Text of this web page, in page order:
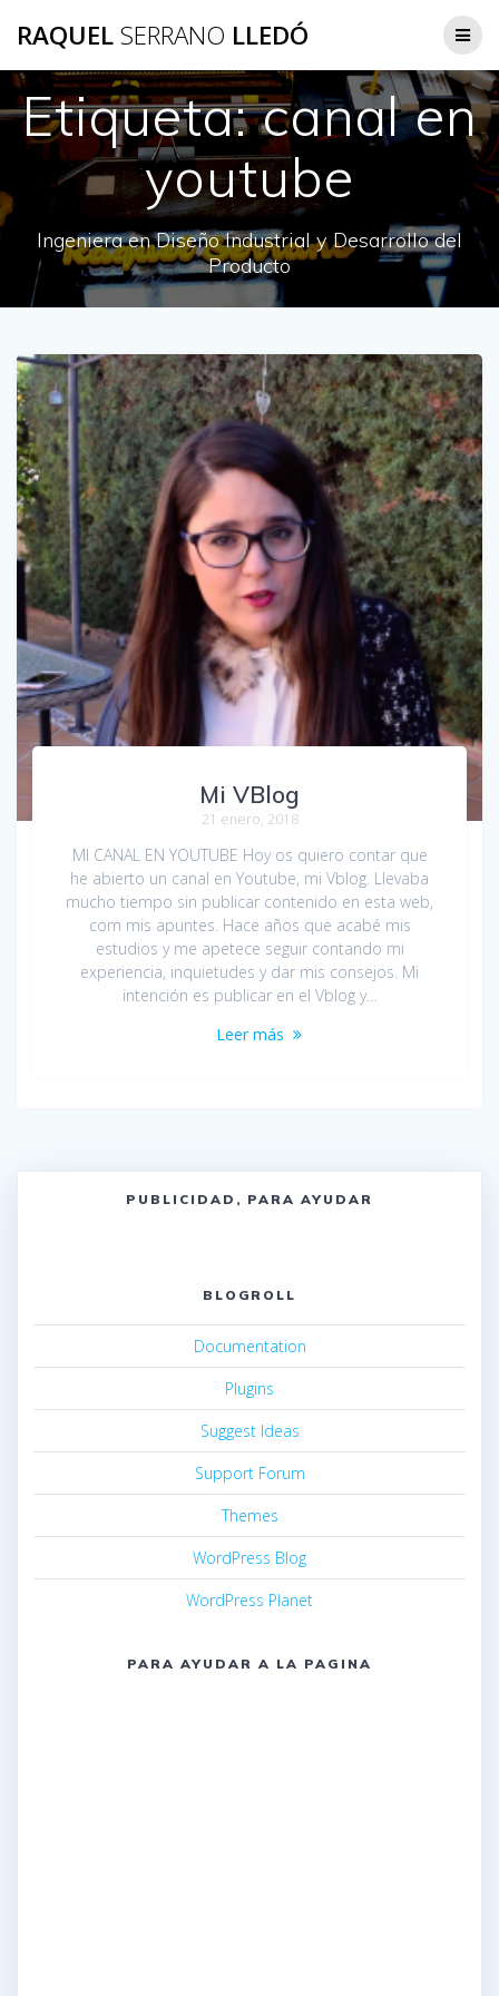
al
RAQUELSERRANO LLEDÓ
Etiqueta:canal en
youtube
Ingeniera en Diseño Industrial y Desarrollo del
Producto
Mi VBlog
21 enero, 2018
MI CANAL EN YOUTUBE Hoy os quiero contar que
he abierto un canal en Youtube, mi Vblog. Llevaba
mucho tiempo sin publicar contenido en esta web,
com mis apuntes. Hace años que acabé mis
estudios y me apetece seguir contando mi
experiencia, inquietudes y dar mis consejos. Mi
intención es publicar en el Vblog y…
Leer más
PUBLICIDAD, PARA AYUDAR
BLOGROLL
Documentation
Plugins
Suggest Ideas
Support Forum
Themes
WordPress Blog
WordPress Planet
PARA AYUDAR A LA PAGINA